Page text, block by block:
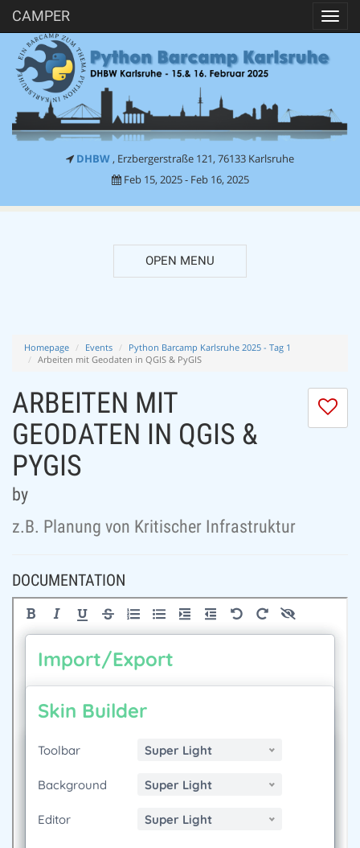
CAMPER
DHBW , Erzbergerstraße 121, 76133 Karlsruhe
Feb 15, 2025 - Feb 16, 2025
OPEN MENU
Homepage Events
Python Barcamp Karlsruhe 2025 - Tag 1
Arbeiten mit Geodaten in QGIS & PyGIS
I
ARBEITEN MIT
GEODATEN IN QGIS &
PYGIS
by
z.B. Planung von Kritischer Infrastruktur
DOCUMENTATION